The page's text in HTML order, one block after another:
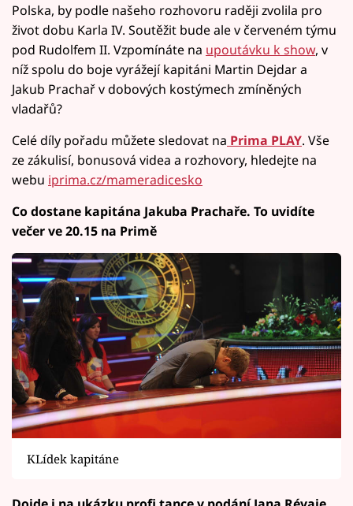
Polska, by podle našeho rozhovoru raději zvolila pro
život dobu Karla IV. Soutěžit bude ale v červeném týmu
pod Rudolfem II. Vzpomínáte na upoutávku k show, v
níž spolu do boje vyrážejí kapitáni Martin Dejdar a
Jakub Prachař v dobových kostýmech zmíněných
vladařů?
Celé díly pořadu můžete sledovat na Prima PLAY. Vše
ze zákulisí, bonusová videa a rozhovory, hledejte na
webu iprima.cz/mameradicesko
Co dostane kapitána Jakuba Prachaře. To uvidíte
večer ve 20.15 na Primě
KLídek kapitáne